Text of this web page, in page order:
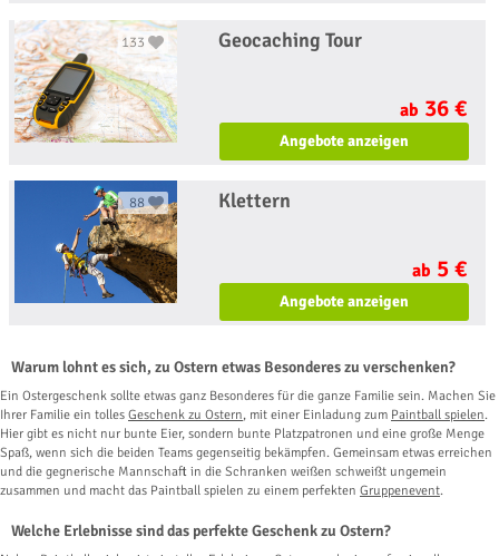
133 Geocaching Tour
ab 36 €
Angebote anzeigen
88 Klettern
ab 5 €
Angebote anzeigen
Warum lohnt es sich, zu Ostern etwas Besonderes zu verschenken?
Ein Ostergeschenk sollte etwas ganz Besonderes für die ganze Familie sein. Machen Sie
Ihrer Familie ein tolles Geschenk zu Ostern, mit einer Einladung zum Paintball spielen.
Hier gibt es nicht nur bunte Eier, sondern bunte Platzpatronen und eine große Menge
Spaß, wenn sich die beiden Teams gegenseitig bekämpfen. Gemeinsam etwas erreichen
und die gegnerische Mannschaft in die Schranken weißen schweißt ungemein
zusammen und macht das Paintball spielen zu einem perfekten Gruppenevent.
Welche Erlebnisse sind das perfekte Geschenk zu Ostern?